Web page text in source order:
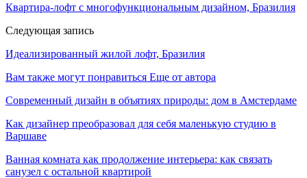
Квартира-лофт с многофункциональным дизайном, Бразилия
Следующая запись
Идеализированный жилой лофт, Бразилия
Вам также могут понравиться Еще от автора
Современный дизайн в объятиях природы: дом в Амстердаме
Как дизайнер преобразовал для себя маленькую студию в
Варшаве
Ванная комната как продолжение интерьера: как связать
санузел с остальной квартирой